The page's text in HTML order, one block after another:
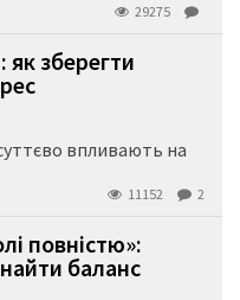
29275
як зберегти
впливають на
11152 2
повністю»:
баланс